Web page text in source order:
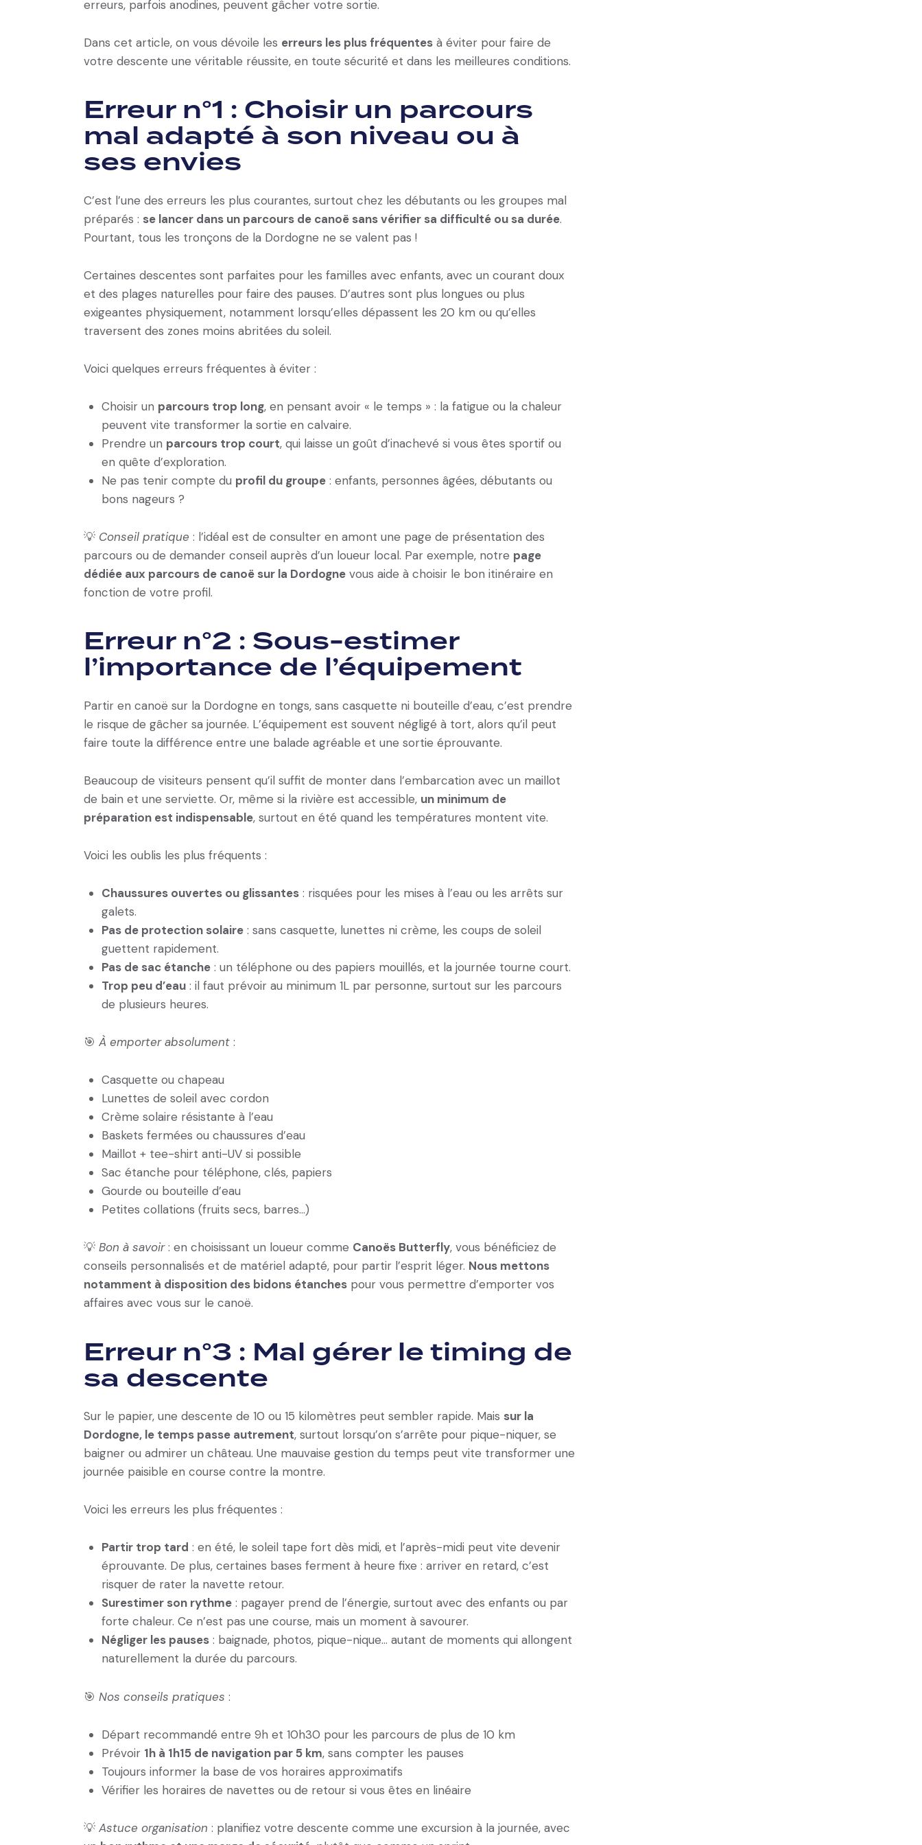
erreurs, parfois anodines, peuvent gâcher votre sortie.
Dans cet article, on vous dévoile les erreurs les plus fréquentes à éviter pour faire de
votre descente une véritable réussite, en toute sécurité et dans les meilleures conditions.
Erreur n°1 : Choisir un parcours
mal adapté à son niveau ou à
ses envies
C’est l’une des erreurs les plus courantes, surtout chez les débutants ou les groupes mal
préparés : se lancer dans un parcours de canoë sans vérifier sa difficulté ou sa durée.
Pourtant, tous les tronçons de la Dordogne ne se valent pas !
Certaines descentes sont parfaites pour les familles avec enfants, avec un courant doux
et des plages naturelles pour faire des pauses. D’autres sont plus longues ou plus
exigeantes physiquement, notamment lorsqu’elles dépassent les 20 km ou qu’elles
traversent des zones moins abritées du soleil.
Voici quelques erreurs fréquentes à éviter :
Choisir un parcours trop long, en pensant avoir « le temps » : la fatigue ou la chaleur
peuvent vite transformer la sortie en calvaire.
Prendre un parcours trop court, qui laisse un goût d’inachevé si vous êtes sportif ou
en quête d’exploration.
Ne pas tenir compte du profil du groupe: enfants, personnes âgées, débutants ou
bons nageurs ?
💡 Conseil pratique : l’idéal est de consulter en amont une page de présentation des
parcours ou de demander conseil auprès d’un loueur local. Par exemple, notre page
dédiée aux parcours de canoë sur la Dordogne vous aide à choisir le bon itinéraire en
fonction de votre profil.
Erreur n°2 : Sous-estimer
l’importance de l’équipement
Partir en canoë sur la Dordogne en tongs, sans casquette ni bouteille d’eau, c’est prendre
le risque de gâcher sa journée. L’équipement est souvent négligé à tort, alors qu’il peut
faire toute la différence entre une balade agréable et une sortie éprouvante.
Beaucoup de visiteurs pensent qu’il suffit de monter dans l’embarcation avec un maillot
de bain et une serviette. Or, même si la rivière est accessible, un minimum de
préparation est indispensable, surtout en été quand les températures montent vite.
Voici les oublis les plus fréquents :
Chaussures ouvertes ou glissantes: risquées pour les mises à l’eau ou les arrêts sur
galets.
Pas de protection solaire: sans casquette, lunettes ni crème, les coups de soleil
guettent rapidement.
Pas de sac étanche: un téléphone ou des papiers mouillés, et la journée tourne court.
Trop peu d’eau: il faut prévoir au minimum 1L par personne, surtout sur les parcours
de plusieurs heures.
🎯 À emporter absolument :
Casquette ou chapeau
Lunettes de soleil avec cordon
Crème solaire résistante à l’eau
Baskets fermées ou chaussures d’eau
Maillot + tee-shirt anti-UV si possible
Sac étanche pour téléphone, clés, papiers
Gourde ou bouteille d’eau
Petites collations (fruits secs, barres…)
💡 Bon à savoir: en choisissant un loueur comme Canoës Butterfly, vous bénéficiez de
conseils personnalisés et de matériel adapté, pour partir l’esprit léger. Nous mettons
notamment à disposition des bidons étanches pour vous permettre d’emporter vos
affaires avec vous sur le canoë.
Erreur n°3 : Mal gérer le timing de
sa descente
Sur le papier, une descente de 10 ou 15 kilomètres peut sembler rapide. Mais sur la
Dordogne, le temps passe autrement, surtout lorsqu’on s’arrête pour pique-niquer, se
baigner ou admirer un château. Une mauvaise gestion du temps peut vite transformer une
journée paisible en course contre la montre.
Voici les erreurs les plus fréquentes :
Partir trop tard : en été, le soleil tape fort dès midi, et l’après-midi peut vite devenir
éprouvante. De plus, certaines bases ferment à heure fixe : arriver en retard, c’est
risquer de rater la navette retour.
Surestimer son rythme: pagayer prend de l’énergie, surtout avec des enfants ou par
forte chaleur. Ce n’est pas une course, mais un moment à savourer.
Négliger les pauses: baignade, photos, pique-nique… autant de moments qui allongent
naturellement la durée du parcours.
🎯 Nos conseils pratiques :
Départ recommandé entre 9h et 10h30 pour les parcours de plus de 10 km
Prévoir 1h à 1h15 de navigation par 5 km, sans compter les pauses
Toujours informer la base de vos horaires approximatifs
Vérifier les horaires de navettes ou de retour si vous êtes en linéaire
💡 Astuce organisation : planifiez votre descente comme une excursion à la journée, avec